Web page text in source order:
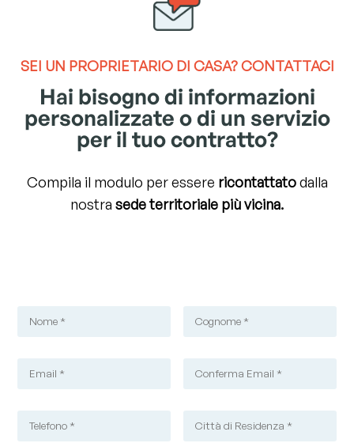
SEI UN PROPRIETARIO DI CASA?CONTATTACI
Hai bisogno di informazioni
personalizzate o di un servizio
per il tuo contratto?
Compila il modulo per essere ricontattatodalla
nostra sede territoriale più vicina.